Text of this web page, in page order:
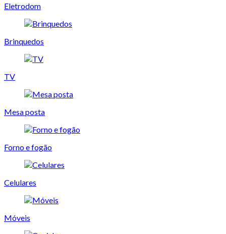
Eletrodom
Brinquedos
TV
Mesa posta
Forno e fogão
Celulares
Móveis